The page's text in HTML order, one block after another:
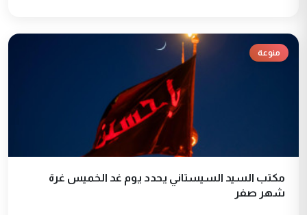
منوعة
مكتب السيد السيستاني يحدد يوم غد الخميس غرة
شهر صفر